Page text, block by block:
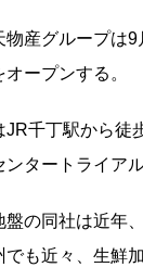
物産グループは
ープンする。
千丁駅から徒
ンタートライア
の同社は近年
でも近々、生鮮